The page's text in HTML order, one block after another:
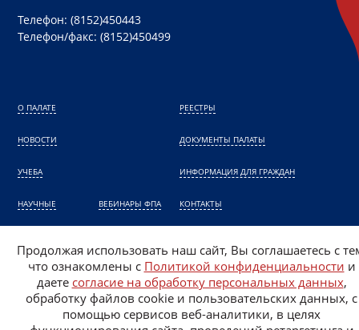
Телефон: (8152)450443
Телефон/факс: (8152)450499
О ПАЛАТЕ
НОВОСТИ
УЧЕБА
НАУЧНЫЕ ВЕБИНАРЫ ФПА
РЕЕСТРЫ
ДОКУМЕНТЫ ПАЛАТЫ
ИНФОРМАЦИЯ ДЛЯ ГРАЖДАН
КОНТАКТЫ
Политика конфиденциальности
Согласие на обработку персональных данных
Продолжая использовать наш сайт, Вы соглашаетесь с
что ознакомлены с Политикой конфиденциальности и
даете согласие на обработку персональных данных,
обработку файлов cookie и пользовательских данных, с
помощью сервисов веб-аналитики, в целях